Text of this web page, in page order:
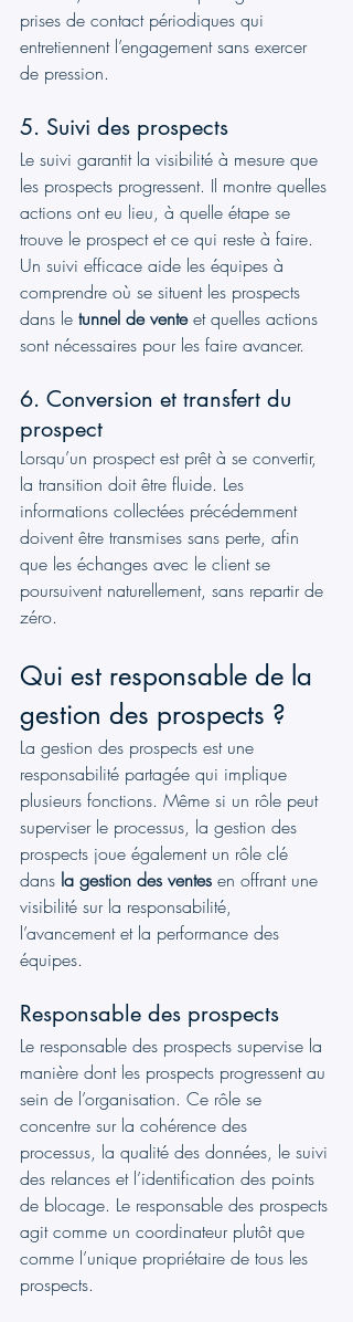
prises de contact périodiques qui
entretiennent l’engagement sans exercer
de pression.
5. Suivi des prospects
Le suivi garantit la visibilité à mesure que
les prospects progressent. Il montre quelles
actions ont eu lieu, à quelle étape se
trouve le prospect et ce qui reste à faire.
Un suivi efficace aide les équipes à
comprendre où se situent les prospects
dans le tunnel de vente et quelles actions
sont nécessaires pour les faire avancer.
6. Conversion et transfert du
prospect
Lorsqu’un prospect est prêt à se convertir,
la transition doit être fluide. Les
informations collectées précédemment
doivent être transmises sans perte, afin
que les échanges avec le client se
poursuivent naturellement, sans repartir de
zéro.
Qui est responsable de la
gestion des prospects ?
La gestion des prospects est une
responsabilité partagée qui implique
plusieurs fonctions. Même si un rôle peut
superviser le processus, la gestion des
prospects joue également un rôle clé
dans la gestion des ventes en offrant une
visibilité sur la responsabilité,
l’avancement et la performance des
équipes.
Responsable des prospects
Le responsable des prospects supervise la
manière dont les prospects progressent au
sein de l’organisation. Ce rôle se
concentre sur la cohérence des
processus, la qualité des données, le suivi
des relances et l’identification des points
de blocage. Le responsable des prospects
agit comme un coordinateur plutôt que
comme l’unique propriétaire de tous les
prospects.